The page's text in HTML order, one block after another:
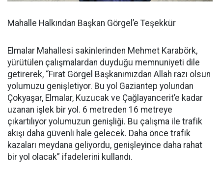
Mahalle Halkından Başkan Görgel’e Teşekkür
Elmalar Mahallesi sakinlerinden Mehmet Karabörk,
yürütülen çalışmalardan duyduğu memnuniyeti dile
getirerek, “Fırat Görgel Başkanımızdan Allah razı olsun
yolumuzu genişletiyor. Bu yol Gaziantep yolundan
Çokyaşar, Elmalar, Kuzucak ve Çağlayancerit’e kadar
uzanan işlek bir yol. 6 metreden 16 metreye
çıkartılıyor yolumuzun genişliği. Bu çalışma ile trafik
akışı daha güvenli hale gelecek. Daha önce trafik
kazaları meydana geliyordu, genişleyince daha rahat
bir yol olacak” ifadelerini kullandı.